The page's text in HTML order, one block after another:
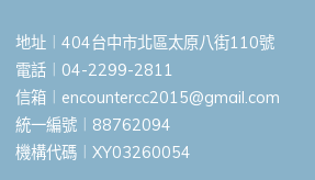
地址︱404台中市北區太原八街110號
電話︱04-2299-2811
信箱︱ encountercc2015@gmail.com
統一編號︱88762094
機構代碼︱XY03260054